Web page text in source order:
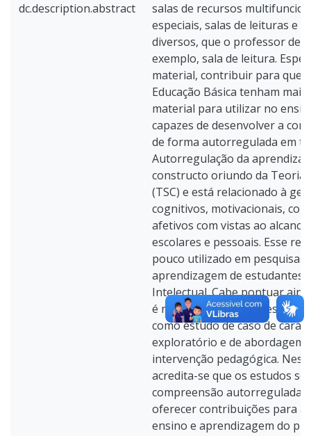
dc.description.abstract
salas de recursos
especiais, salas de leituras e
diversos, que o professor
exemplo, sala de leitura.
material, contribuir para que
Educação Básica tenham
material para utilizar no
capazes de desenvolver a
de forma autorregulada em
Autorregulação da
constructo oriundo da Teoria
(TSC) e está relacionado à
cognitivos, motivacionais,
afetivos com vistas ao
escolares e pessoais. Esse
pouco utilizado em pesquisas
aprendizagem de estudantes
Intelectual. Cabe pontuar
é resultante de uma pesquisa
como estudo de caso de
exploratório e de abordagem
intervenção pedagógica.
acredita-se que os estudos
compreensão autorregulada
oferecer contribuições para
ensino e aprendizagem do